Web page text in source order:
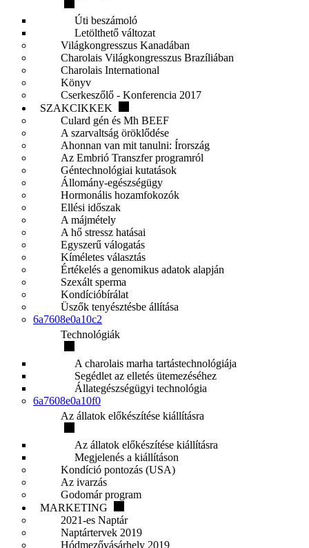
Úti beszámoló
Letölthető változat
Világkongresszus Kanadában
Charolais Világkongresszus Brazíliában
Charolais International
Könyv
Cserkeszőlő - Konferencia 2017
SZAKCIKKEK
Culard gén és Mh BEEF
A szarvaltság öröklődése
Ahonnan van mit tanulni: Írország
Az Embrió Transzfer programról
Géntechnológiai kutatások
Állomány-egészségügy
Hormonális hozamfokozók
Ellési időszak
A májmétely
A hő stressz hatásai
Egyszerű válogatás
Kíméletes választás
Értékelés a genomikus adatok alapján
Szexált sperma
Kondícióbírálat
Üszők tenyésztésbe állítása
6a7608e0a10c2
Technológiák
A charolais marha tartástechnológiája
Segédlet az elletés ütemezéséhez
Állategészségügyi technológia
6a7608e0a10f0
Az állatok előkészítése kiállításra
Az állatok előkészítése kiállításra
Megjelenés a kiállításon
Kondíció pontozás (USA)
Az ivarzás
Godomár program
MARKETING
2021-es Naptár
Naptártervek 2019
Hódmezővásárhely 2019